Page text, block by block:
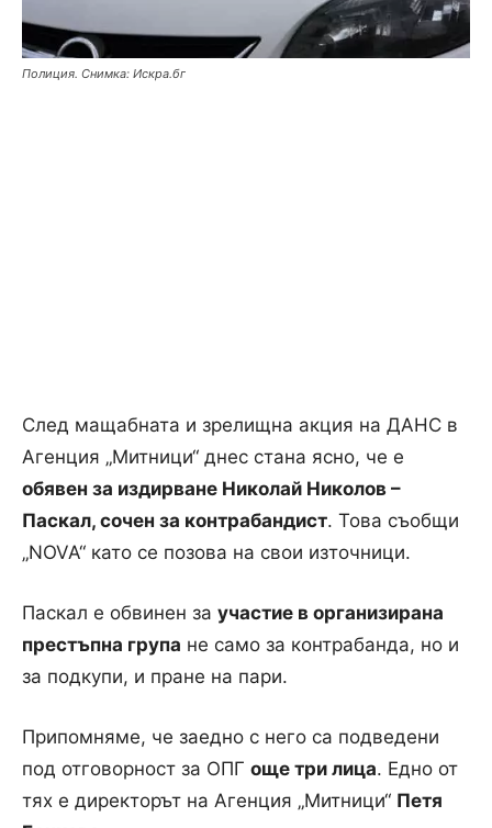
Полиция. Снимка: Искра.бг
След мащабната и зрелищна акция на ДАНС в
Агенция „Митници“ днес стана ясно, че е
обявен за издирване Николай Николов –
Паскал, сочен за контрабандист. Това съобщи
„NOVA“ като се позова на свои източници.
Паскал е обвинен за участие в организирана
престъпна група не само за контрабанда, но и
за подкупи, и пране на пари.
Припомняме, че заедно с него са подведени
под отговорност за ОПГ още три лица. Едно от
тях е директорът на Агенция „Митници“ Петя